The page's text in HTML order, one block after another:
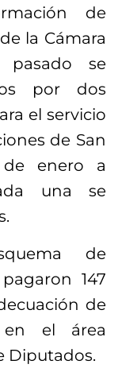
de
la Cámara
se
por dos
el servicio
de San
enero a
una se
de
147
de
el área
Diputados.